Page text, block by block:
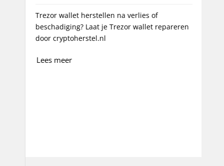
Trezor wallet herstellen na verlies of
beschadiging? Laat je Trezor wallet repareren
door cryptoherstel.nl
Lees meer